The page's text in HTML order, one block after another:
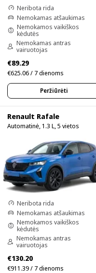
Neribota rida
Nemokamas atšaukimas
Nemokamos vaikiškos
kėdutės
Nemokamas antras
vairuotojas
€89.29
€625.06 / 7 dienoms
Peržiūrėti
Renault Rafale
Automatinė, 1.3 L, 5 vietos
Neribota rida
Nemokamas atšaukimas
Nemokamos vaikiškos
kėdutės
Nemokamas antras
vairuotojas
€130.20
€911.39 / 7 dienoms